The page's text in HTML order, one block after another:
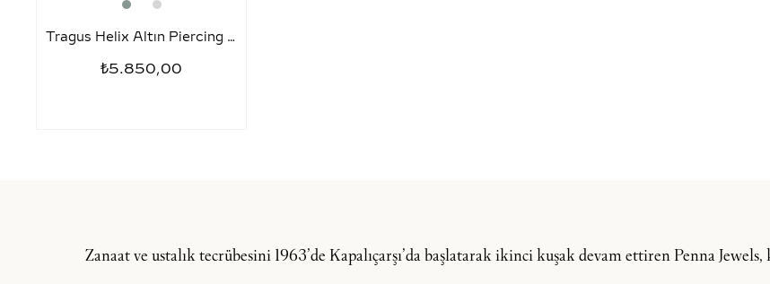
Tragus Helix Altın Piercing – Taşlı Lotus
₺5.850,00
Zanaat ve ustalık tecrübesini 1963’de Kapalıçarşı’da başlatarak ikinci kuşak devam ettiren Penna